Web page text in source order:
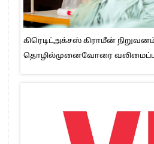
கிரெடிட்அக்சஸ் கிராமீன்
தொழில்முனைவோரை